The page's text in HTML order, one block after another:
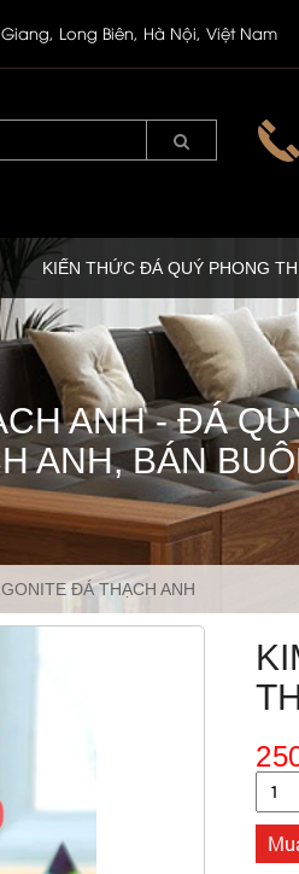
Long Biên, Hà Nội, Việt Nam
KIẾN THỨC ĐÁ QUÝ PHONG
ANH - ĐÁ
ANH, BÁN
ĐÁ THẠCH ANH
lượng